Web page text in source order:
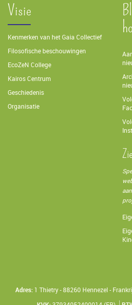
Visie
Kenmerken van het Gaia Collectief
Filosofische beschouwingen
EcoZeN College
Kairos Centrum
Geschiedenis
Organisatie
Adres:1 Thietry - 88260 Hennezel -